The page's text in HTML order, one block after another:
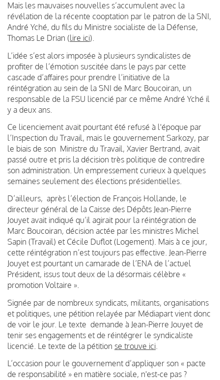
Mais les mauvaises nouvelles s’accumulent avec la
révélation de la récente cooptation par le patron de la SNI,
André Yché, du fils du Ministre socialiste de la Défense,
Thomas Le Drian (lire ici).
L’idée s’est alors imposée à plusieurs syndicalistes de
profiter de l’émotion suscitée dans le pays par cette
cascade d’affaires pour prendre l’initiative de la
réintégration au sein de la SNI de Marc Boucoiran, un
responsable de la FSU licencié par ce même André Yché il
y a deux ans.
Ce licenciement avait pourtant été refusé à l'époque par
l’Inspection du Travail, mais le gouvernement Sarkozy, par
le biais de son Ministre du Travail, Xavier Bertrand, avait
passé outre et pris la décision très politique de contredire
son administration. Un empressement curieux à quelques
semaines seulement des élections présidentielles.
D’ailleurs, après l’élection de François Hollande, le
directeur général de la Caisse des Dépôts Jean-Pierre
Jouyet avait indiqué qu’il agirait pour la réintégration de
Marc Boucoiran, décision actée par les ministres Michel
Sapin (Travail) et Cécile Duflot (Logement). Mais à ce jour,
cette réintégration n’est toujours pas effective. Jean-Pierre
Jouyet est pourtant un camarade de l’ENA de l’actuel
Président, issus tout deux de la désormais célèbre «
promotion Voltaire ».
Signée par de nombreux syndicats, militants, organisations
et politiques, une pétition relayée par Médiapart vient donc
de voir le jour. Le texte demande à Jean-Pierre Jouyet de
tenir ses engagements et de réintégrer le syndicaliste
licencié. Le texte de la pétition se trouve ici
L’occasion pour le gouvernement d’appliquer son « pacte
de responsabilité » en matière sociale, n'est-ce pas ?